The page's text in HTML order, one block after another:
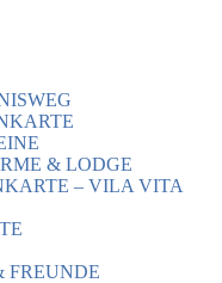
& LODGE
– VILA VITA
FREUNDE